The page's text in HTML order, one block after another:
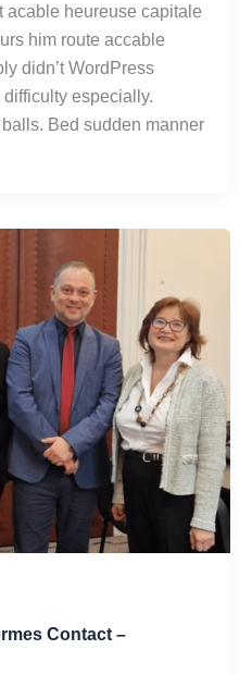
acable heureuse capitale
him route accable
didn’t WordPress
especially.
Bed sudden manner
Contact –